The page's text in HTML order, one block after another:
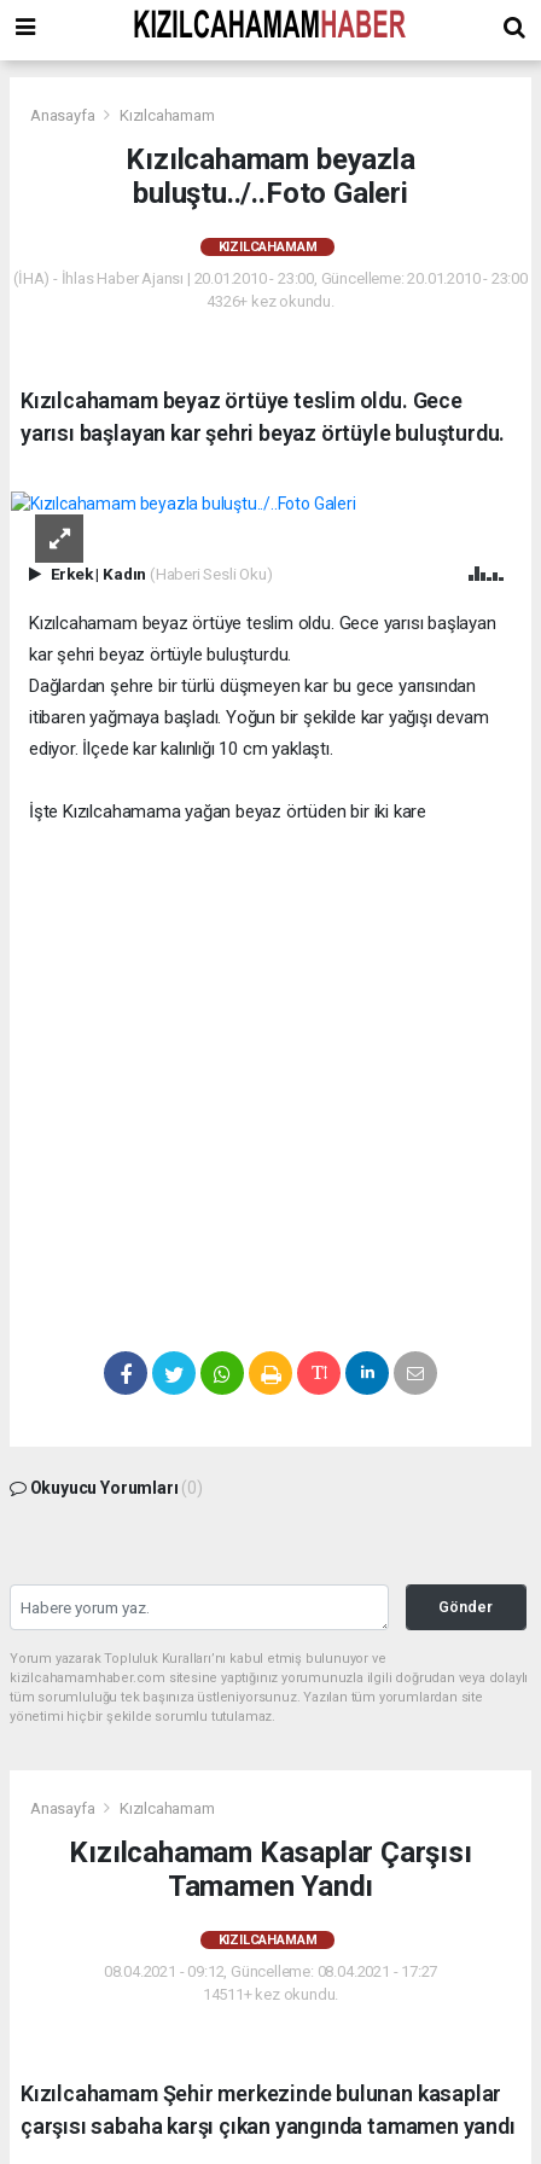
Anasayfa Kızılcahamam
Kızılcahamam beyazla
buluştu../..Foto Galeri
KIZILCAHAMAM
(İHA) - İhlas Haber Ajansı | 20.01.2010 - 23:00, Güncelleme: 20.01.2010 - 23:00
4326+ kez okundu.
Kızılcahamam beyaz örtüye teslim oldu. Gece
yarısı başlayan kar şehri beyaz örtüyle buluşturdu.
Erkek| Kadın (Haberi Sesli Oku)
Kızılcahamam beyaz örtüye teslim oldu. Gece yarısı başlayan
kar şehri beyaz örtüyle buluşturdu.
Dağlardan şehre bir türlü düşmeyen kar bu gece yarısından
itibaren yağmaya başladı. Yoğun bir şekilde kar yağışı devam
ediyor. İlçede kar kalınlığı 10 cm yaklaştı.
İşte Kızılcahamama yağan beyaz örtüden bir iki kare
Okuyucu Yorumları (0)
Gönder
Yorum yazarak Topluluk Kuralları’nı kabul etmiş bulunuyor ve
kizilcahamamhaber.com sitesine yaptığınız yorumunuzla ilgili doğrudan veya dolaylı
tüm sorumluluğu tek başınıza üstleniyorsunuz. Yazılan tüm yorumlardan site
yönetimi hiçbir şekilde sorumlu tutulamaz.
Anasayfa Kızılcahamam
Kızılcahamam Kasaplar Çarşısı
Tamamen Yandı
KIZILCAHAMAM
08.04.2021 - 09:12, Güncelleme: 08.04.2021 - 17:27
14511+ kez okundu.
Kızılcahamam Şehir merkezinde bulunan kasaplar
çarşısı sabaha karşı çıkan yangında tamamen yandı